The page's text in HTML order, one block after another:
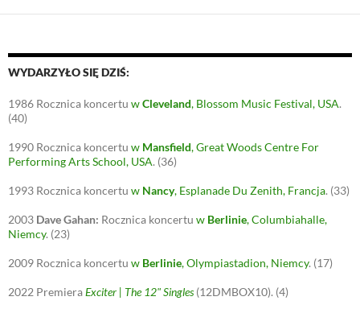
WYDARZYŁO SIĘ DZIŚ:
1986 Rocznica koncertu wCleveland, Blossom Music Festival, USA.
(40)
1990 Rocznica koncertu w Mansfield, Great Woods Centre For
Performing Arts School, USA. (36)
1993 Rocznica koncertu w Nancy, Esplanade Du Zenith, Francja. (33)
2003 Dave Gahan: Rocznica koncertu w Berlinie, Columbiahalle,
Niemcy. (23)
2009 Rocznica koncertu w Berlinie, Olympiastadion, Niemcy. (17)
2022 PremieraExciter | The 12" Singles(12DMBOX10). (4)